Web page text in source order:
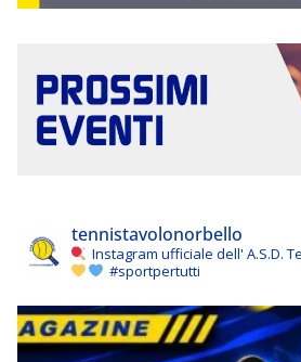
tennistavolonorbello
Instagram ufficiale dell' A.S.D.
#sportpertutti